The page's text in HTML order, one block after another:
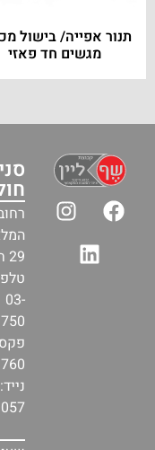
מגשים חד פאזי
רחוב :
29 חולון
03-